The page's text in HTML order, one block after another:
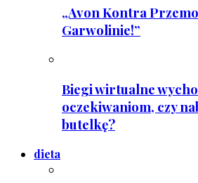
„Avon Kontra
Garwolinie!”
Biegi wirtualne
oczekiwaniom, czy
butelkę?
dieta